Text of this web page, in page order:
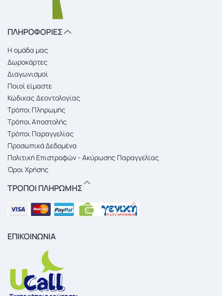
ΠΛΗΡΟΦΟΡΙΕΣ
Η ομάδα μας
Δωροκάρτες
Διαγωνισμοί
Ποιοί είμαστε
Κώδικας Δεοντολογίας
Τρόποι Πληρωμής
Τρόποι Αποστολής
Τρόποι Παραγγελίας
Προσωπικά Δεδομένα
Πολιτική Επιστροφών - Ακύρωσης Παραγγελίας
Όροι Χρήσης
ΤΡΟΠΟΙ ΠΛΗΡΩΜΗΣ
ΕΠΙΚΟΙΝΩΝΙΑ